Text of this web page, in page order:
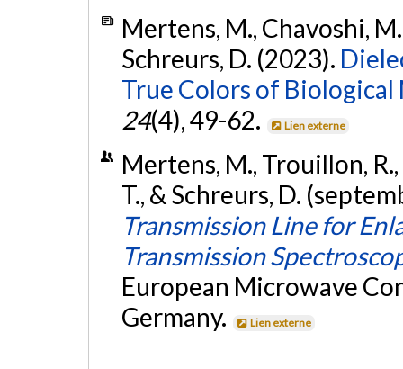
Mertens, M., Chavoshi,
Schreurs, D. (2023).
True Colors of Biological
24(4), 49-62. Lien externe
Mertens, M., Trouillon,
T., & Schreurs, D.
Transmission Line for
Transmission
European Microwave
Germany.
Lien externe